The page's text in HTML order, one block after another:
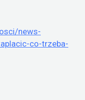
news-
co-trzeba-